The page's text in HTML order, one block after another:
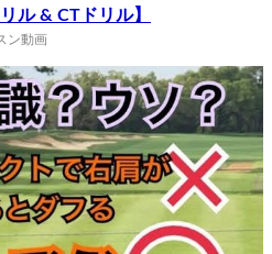
ル & CTドリル】
ン動画